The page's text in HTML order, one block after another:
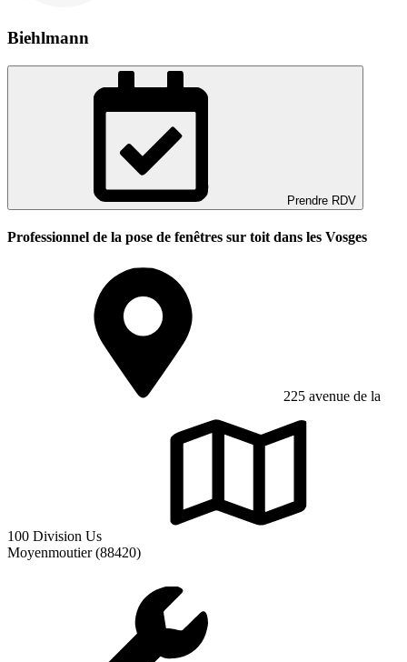
Biehlmann
Prendre RDV
Professionnel de la pose de fenêtres sur toit dans les Vosges
225 avenue de la
100 Division Us
Moyenmoutier (88420)